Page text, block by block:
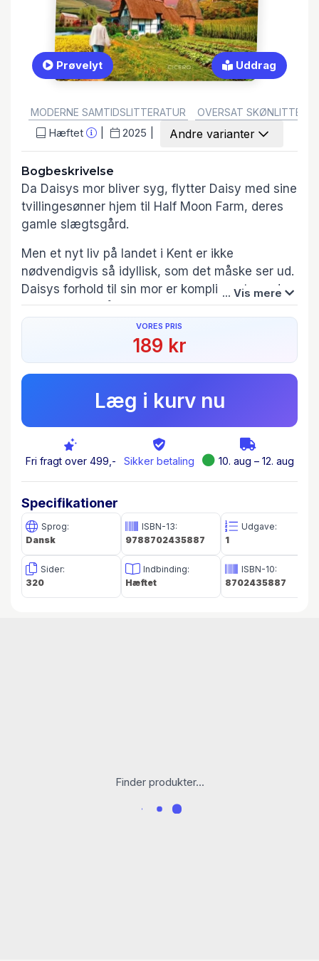
Prøvelyt Uddrag
MODERNE SAMTIDSLITTERATUR
OVERSAT
Hæftet 2025 Andre varianter
Bogbeskrivelse
Da Daisys mor bliver syg, flytter Daisy med sine
tvillingesønner hjem til Half Moon Farm, deres
gamle slægtsgård.
Men et nyt liv på landet i Kent er ikke
nødvendigvis så idyllisk, som det måske ser ud.
Daisys forhold til sin mor er kompliceret, og den
faldefærdige gård er ikke det eneste, der skal
genopbygges. Heldigvis finder Daisy lidt
adspredelse i iværksætteren Drew og den
adelige arving til det nærliggende slot, Kit.
Daisy skal lære at jonglere sin nye hverdag,
sønnernes velbefindende og den skræmmende
opgave at renovere gården. Samtidig lurer der
hemmeligheder i hendes families fortid, som
truer med at bringe alting i yderligere uorden ...
... Vis mere
VORES PRIS
189 kr
Læg i kurv nu
Fri fragt over 499,- Sikker betaling 10. aug – 12. aug
Specifikationer
Sprog:
Dansk
Sider:
320
ISBN-13:
9788702435887
Indbinding:
Hæftet
Udgave:
1
ISBN-10:
8702435887
Finder produkter...